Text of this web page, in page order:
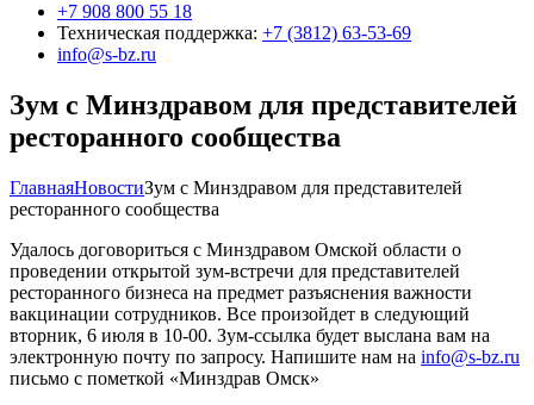
+7 908 800 55 18
Техническая поддержка: +7 (3812) 63-53-69
info@s-bz.ru
Зум с Минздравом для представителей
ресторанного сообщества
ГлавнаяНовостиЗум с Минздравом для представителей
ресторанного сообщества
Удалось договориться с Минздравом Омской области о
проведении открытой зум-встречи для представителей
ресторанного бизнеса на предмет разъяснения важности
вакцинации сотрудников. Все произойдет в следующий
вторник, 6 июля в 10-00. Зум-ссылка будет выслана вам на
электронную почту по запросу. Напишите нам на info@s-bz.ru
письмо с пометкой «Минздрав Омск»